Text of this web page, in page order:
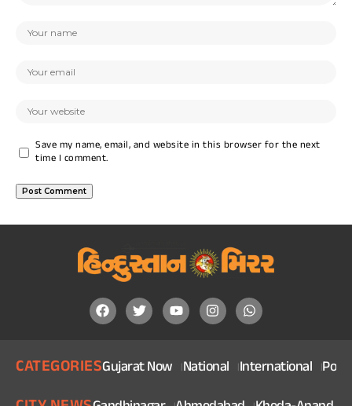
Save my name, email, and website in this browser for the next
time I comment.
CATEGORIESGujarat Now National International